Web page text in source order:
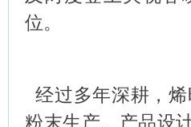
位。
经过多年深耕，
粉末生产、产品设